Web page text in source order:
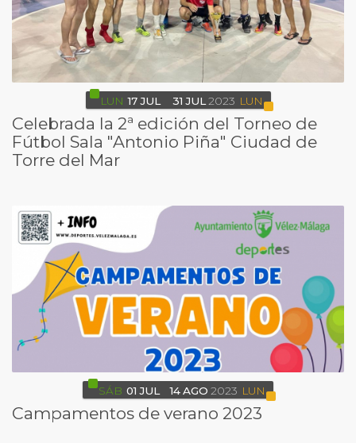
LUN 17 JUL 31 JUL 2023 LUN
Celebrada la 2ª edición del Torneo de
Fútbol Sala "Antonio Piña" Ciudad de
Torre del Mar
SÁB 01 JUL 14AGO 2023 LUN
Campamentos de verano 2023